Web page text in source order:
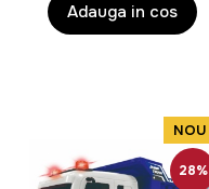
Adauga in cos
NOU
28%